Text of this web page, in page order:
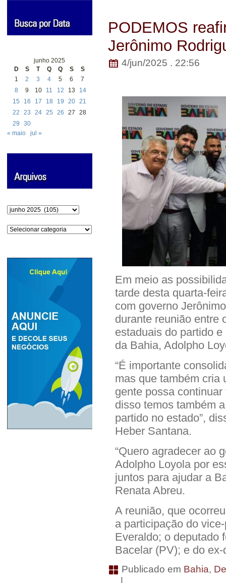
junho 2025
D
S T Q Q S
S
1
2 3 4 5 6
7
8
9 10 11 12 13
14
15
16 17 18 19 20 21
22
23 24 25 26 27
28
29
30
« maio
jul »
Arquivos
Categorias
PODEMOS
Jerônimo
4/jun/2025 . 22:56
Em meio as
tarde desta quarta-
com governo
durante reunião entre
estaduais do partido
da Bahia, Adolpho
“É importante
mas que também cria
gente possa
disso temos também
partido no estado”,
Heber Santana.
“Quero agradecer ao
Adolpho Loyola por
juntos para ajudar a
Renata Abreu.
A reunião, que
a participação do
Everaldo; o deputado
Bacelar (PV); e do
Publicado em Bahia,